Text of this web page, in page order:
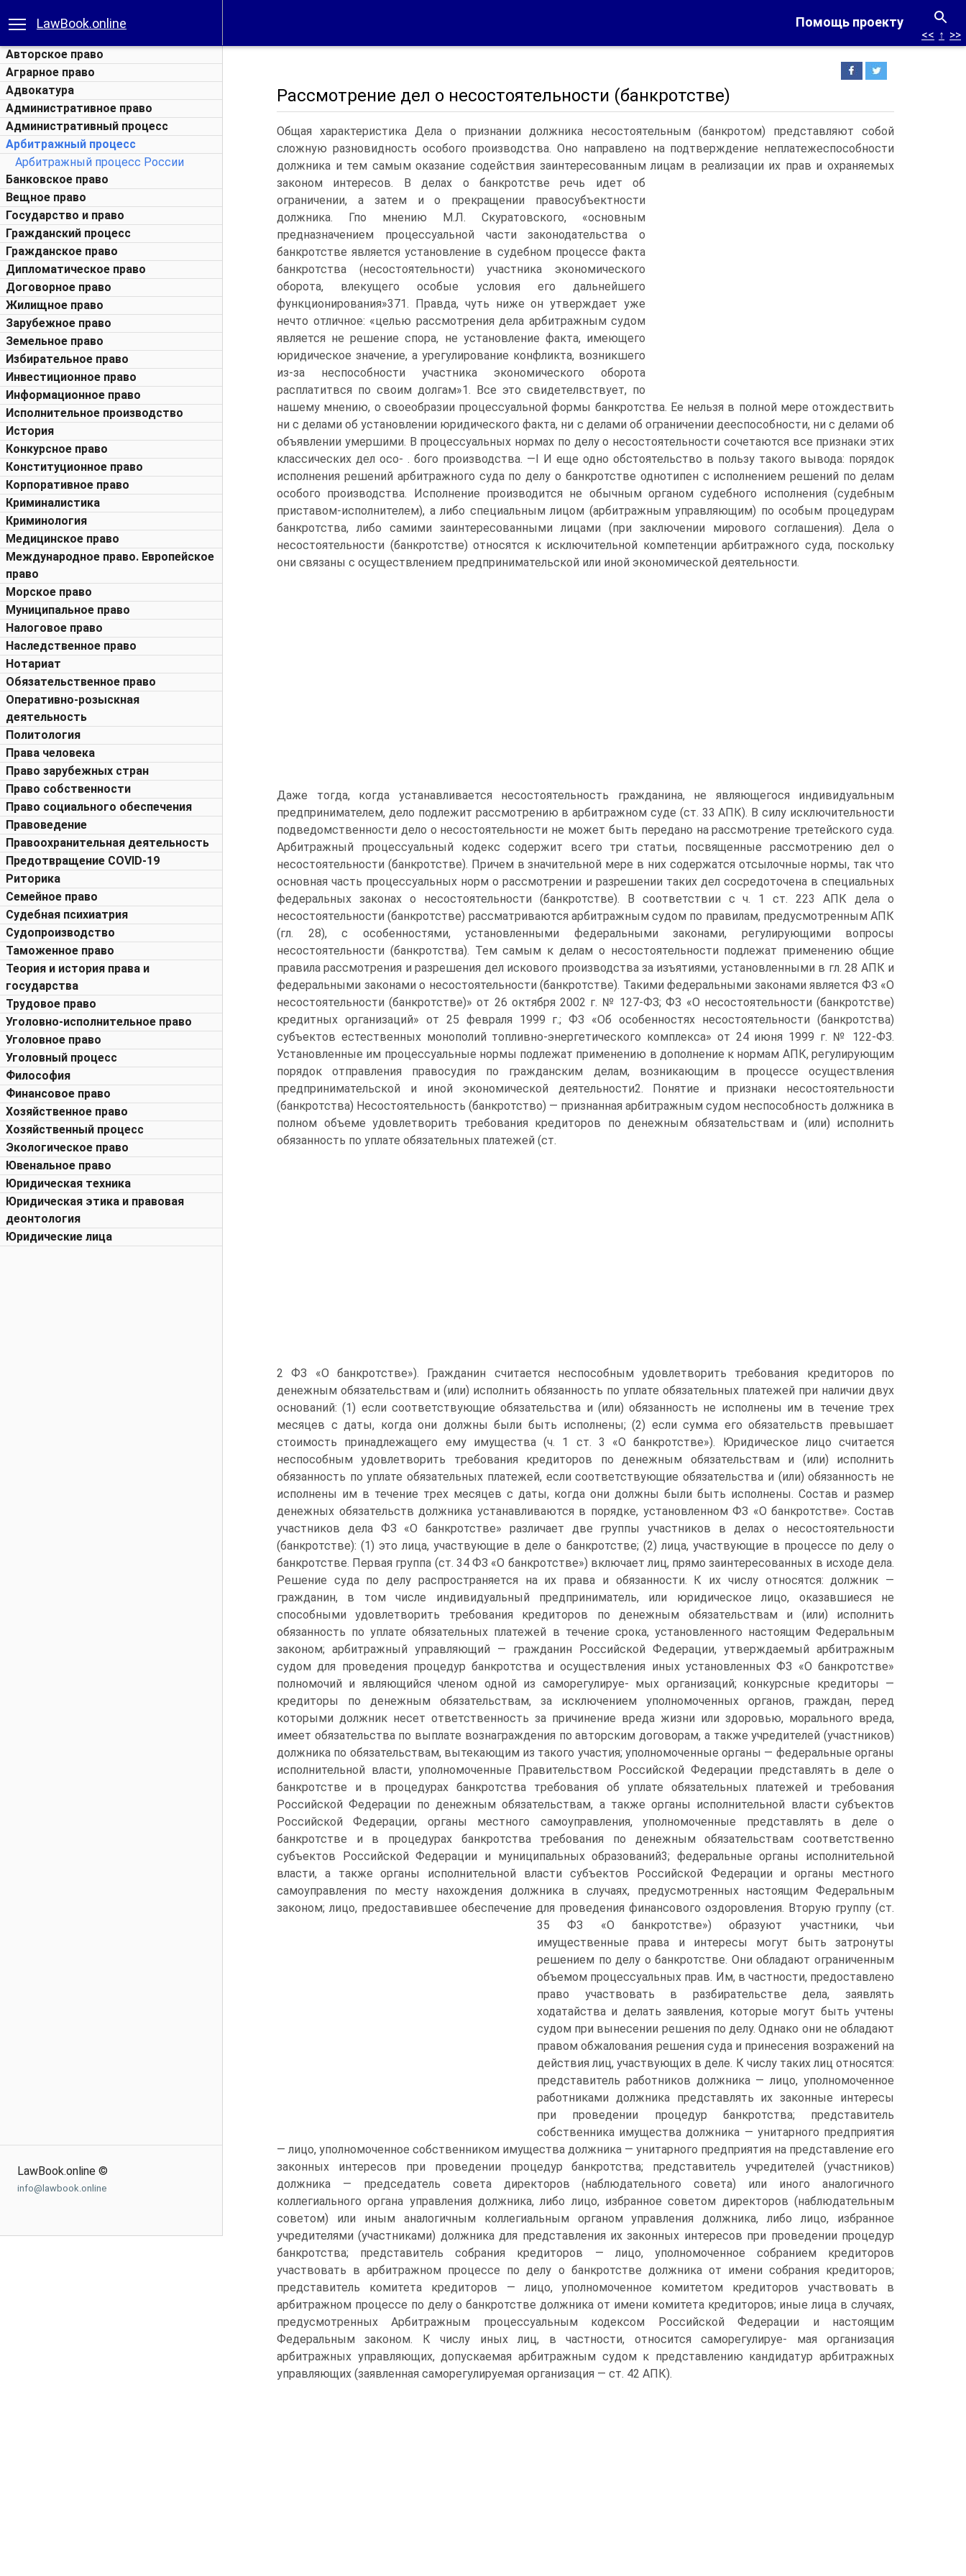
Помощь проекту
LawBook.online
Авторское право
Аграрное право
Адвокатура
Административное право
Административный процесс
Арбитражный процесс
Арбитражный процесс России
Банковское право
Вещное право
Государство и право
Гражданский процесс
Гражданское право
Дипломатическое право
Договорное право
Жилищное право
Зарубежное право
Земельное право
Избирательное право
Инвестиционное право
Информационное право
Исполнительное производство
История
Конкурсное право
Конституционное право
Корпоративное право
Криминалистика
Криминология
Медицинское право
Международное право. Европейское
право
Морское право
Муниципальное право
Налоговое право
Наследственное право
Нотариат
Обязательственное право
Оперативно-розыскная
деятельность
Политология
Права человека
Право зарубежных стран
Право собственности
Право социального обеспечения
Правоведение
Правоохранительная деятельность
Предотвращение COVID-19
Риторика
Семейное право
Судебная психиатрия
Судопроизводство
Таможенное право
Теория и история права и
государства
Трудовое право
Уголовно-исполнительное право
Уголовное право
Уголовный процесс
Философия
Финансовое право
Хозяйственное право
Хозяйственный процесс
Экологическое право
Ювенальное право
Юридическая техника
Юридическая этика и правовая
деонтология
Юридические лица
LawBook.online ©
info@lawbook.online
<< ↑ >>
Рассмотрение дел о несостоятельности (банкротстве)
Общая характеристика Дела о признании должника несостоятельным (банкротом) представляют собой
сложную разновидность особого производства. Оно направлено на подтверждение неплатежеспособности
должника и тем самым оказание содействия заинтересованным лицам в реализации их прав и охраняемых
законом интересов. В делах о банкротстве речь идет об
ограничении, а затем и о прекращении правосубъектности
должника. Гпо мнению М.Л. Скуратовского, «основным
предназначением процессуальной части законодательства о
банкротстве является установление в судебном процессе факта
банкротства (несостоятельности) участника экономического
оборота, влекущего особые условия его дальнейшего
функционирования»371. Правда, чуть ниже он утверждает уже
нечто отличное: «целью рассмотрения дела арбитражным судом
является не решение спора, не установление факта, имеющего
юридическое значение, а урегулирование конфликта, возникшего
из-за неспособности участника экономического оборота
расплатитвся по своим долгам»1. Все это свидетелвствует, по
нашему мнению, о своеобразии процессуальной формы банкротства. Ее нельзя в полной мере отождествить
ни с делами об установлении юридического факта, ни с делами об ограничении дееспособности, ни с делами об
объявлении умершими. В процессуальных нормах по делу о несостоятельности сочетаются все признаки этих
классических дел осо- . бого производства. —I И еще одно обстоятельство в пользу такого вывода: порядок
исполнения решений арбитражного суда по делу о банкротстве однотипен с исполнением решений по делам
особого производства. Исполнение производится не обычным органом судебного исполнения (судебным
приставом-исполнителем), а либо специальным лицом (арбитражным управляющим) по особым процедурам
банкротства, либо самими заинтересованными лицами (при заключении мирового соглашения). Дела о
несостоятельности (банкротстве) относятся к исключительной компетенции арбитражного суда, поскольку
они связаны с осуществлением предпринимательской или иной экономической деятельности.
Даже тогда, когда устанавливается несостоятельность гражданина, не являющегося индивидуальным
предпринимателем, дело подлежит рассмотрению в арбитражном суде (ст. 33 АПК). В силу исключительности
подведомственности дело о несостоятельности не может быть передано на рассмотрение третейского суда.
Арбитражный процессуальный кодекс содержит всего три статьи, посвященные рассмотрению дел о
несостоятельности (банкротстве). Причем в значительной мере в них содержатся отсылочные нормы, так что
основная часть процессуальных норм о рассмотрении и разрешении таких дел сосредоточена в специальных
федеральных законах о несостоятельности (банкротстве). В соответствии с ч. 1 ст. 223 АПК дела о
несостоятельности (банкротстве) рассматриваются арбитражным судом по правилам, предусмотренным АПК
(гл. 28), с особенностями, установленными федеральными законами, регулирующими вопросы
несостоятельности (банкротства). Тем самым к делам о несостоятельности подлежат применению общие
правила рассмотрения и разрешения дел искового производства за изъятиями, установленными в гл. 28 АПК и
федеральными законами о несостоятельности (банкротстве). Такими федеральными законами является ФЗ «О
несостоятельности (банкротстве)» от 26 октября 2002 г. № 127-ФЗ; ФЗ «О несостоятельности (банкротстве)
кредитных организаций» от 25 февраля 1999 г.; ФЗ «Об особенностях несостоятельности (банкротства)
субъектов естественных монополий топливно-энергетического комплекса» от 24 июня 1999 г. № 122-ФЗ.
Установленные им процессуальные нормы подлежат применению в дополнение к нормам АПК, регулирующим
порядок отправления правосудия по гражданским делам, возникающим в процессе осуществления
предпринимательской и иной экономической деятельности2. Понятие и признаки несостоятельности
(банкротства) Несостоятельность (банкротство) — признанная арбитражным судом неспособность должника в
полном объеме удовлетворить требования кредиторов по денежным обязательствам и (или) исполнить
обязанность по уплате обязательных платежей (ст.
2 ФЗ «О банкротстве»). Гражданин считается неспособным удовлетворить требования кредиторов по
денежным обязательствам и (или) исполнить обязанность по уплате обязательных платежей при наличии двух
оснований: (1) если соответствующие обязательства и (или) обязанность не исполнены им в течение трех
месяцев с даты, когда они должны были быть исполнены; (2) если сумма его обязательств превышает
стоимость принадлежащего ему имущества (ч. 1 ст. 3 «О банкротстве»). Юридическое лицо считается
неспособным удовлетворить требования кредиторов по денежным обязательствам и (или) исполнить
обязанность по уплате обязательных платежей, если соответствующие обязательства и (или) обязанность не
исполнены им в течение трех месяцев с даты, когда они должны были быть исполнены. Состав и размер
денежных обязательств должника устанавливаются в порядке, установленном ФЗ «О банкротстве». Состав
участников дела ФЗ «О банкротстве» различает две группы участников в делах о несостоятельности
(банкротстве): (1) это лица, участвующие в деле о банкротстве; (2) лица, участвующие в процессе по делу о
банкротстве. Первая группа (ст. 34 ФЗ «О банкротстве») включает лиц, прямо заинтересованных в исходе дела.
Решение суда по делу распространяется на их права и обязанности. К их числу относятся: должник —
гражданин, в том числе индивидуальный предприниматель, или юридическое лицо, оказавшиеся не
способными удовлетворить требования кредиторов по денежным обязательствам и (или) исполнить
обязанность по уплате обязательных платежей в течение срока, установленного настоящим Федеральным
законом; арбитражный управляющий — гражданин Российской Федерации, утверждаемый арбитражным
судом для проведения процедур банкротства и осуществления иных установленных ФЗ «О банкротстве»
полномочий и являющийся членом одной из саморегулируе- мых организаций; конкурсные кредиторы —
кредиторы по денежным обязательствам, за исключением уполномоченных органов, граждан, перед
которыми должник несет ответственность за причинение вреда жизни или здоровью, морального вреда,
имеет обязательства по выплате вознаграждения по авторским договорам, а также учредителей (участников)
должника по обязательствам, вытекающим из такого участия; уполномоченные органы — федеральные органы
исполнительной власти, уполномоченные Правительством Российской Федерации представлять в деле о
банкротстве и в процедурах банкротства требования об уплате обязательных платежей и требования
Российской Федерации по денежным обязательствам, а также органы исполнительной власти субъектов
Российской Федерации, органы местного самоуправления, уполномоченные представлять в деле о
банкротстве и в процедурах банкротства требования по денежным обязательствам соответственно
субъектов Российской Федерации и муниципальных образований3; федеральные органы исполнительной
власти, а также органы исполнительной власти субъектов Российской Федерации и органы местного
самоуправления по месту нахождения должника в случаях, предусмотренных настоящим Федеральным
законом; лицо, предоставившее обеспечение для проведения финансового оздоровления. Вторую группу (ст.
35 ФЗ «О банкротстве») образуют участники, чьи
имущественные права и интересы могут быть затронуты
решением по делу о банкротстве. Они обладают ограниченным
объемом процессуальных прав. Им, в частности, предоставлено
право участвовать в разбирательстве дела, заявлять
ходатайства и делать заявления, которые могут быть учтены
судом при вынесении решения по делу. Однако они не обладают
правом обжалования решения суда и принесения возражений на
действия лиц, участвующих в деле. К числу таких лиц относятся:
представитель работников должника — лицо, уполномоченное
работниками должника представлять их законные интересы
при проведении процедур банкротства; представитель
собственника имущества должника — унитарного предприятия
— лицо, уполномоченное собственником имущества должника — унитарного предприятия на представление его
законных интересов при проведении процедур банкротства; представитель учредителей (участников)
должника — председатель совета директоров (наблюдательного совета) или иного аналогичного
коллегиального органа управления должника, либо лицо, избранное советом директоров (наблюдательным
советом) или иным аналогичным коллегиальным органом управления должника, либо лицо, избранное
учредителями (участниками) должника для представления их законных интересов при проведении процедур
банкротства; представитель собрания кредиторов — лицо, уполномоченное собранием кредиторов
участвовать в арбитражном процессе по делу о банкротстве должника от имени собрания кредиторов;
представитель комитета кредиторов — лицо, уполномоченное комитетом кредиторов участвовать в
арбитражном процессе по делу о банкротстве должника от имени комитета кредиторов; иные лица в случаях,
предусмотренных Арбитражным процессуальным кодексом Российской Федерации и настоящим
Федеральным законом. К числу иных лиц, в частности, относится саморегулируе- мая организация
арбитражных управляющих, допускаемая арбитражным судом к представлению кандидатур арбитражных
управляющих (заявленная саморегулируемая организация — ст. 42 АПК).